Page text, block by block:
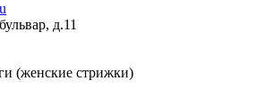
д.11
(женские стрижки)